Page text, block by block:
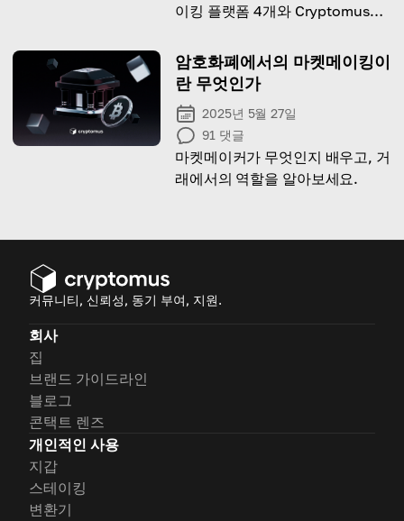
이킹 플랫폼 4개와 Cryptomus가
을 살펴보겠습니다.
암호화폐에서의 마켓메이킹이
란 무엇인가
2025년 5월 27일
91 댓글
마켓메이커가 무엇인지 배우고, 거
래에서의 역할을 알아보세요.
커뮤니티, 신뢰성, 동기 부여, 지원.
회사
집
브랜드 가이드라인
블로그
콘택트 렌즈
개인적인 사용
지갑
스테이킹
변환기